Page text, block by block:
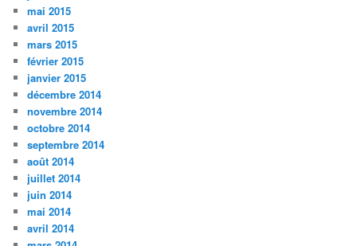
mai 2015
avril 2015
mars 2015
février 2015
janvier 2015
décembre 2014
novembre 2014
octobre 2014
septembre 2014
août 2014
juillet 2014
juin 2014
mai 2014
avril 2014